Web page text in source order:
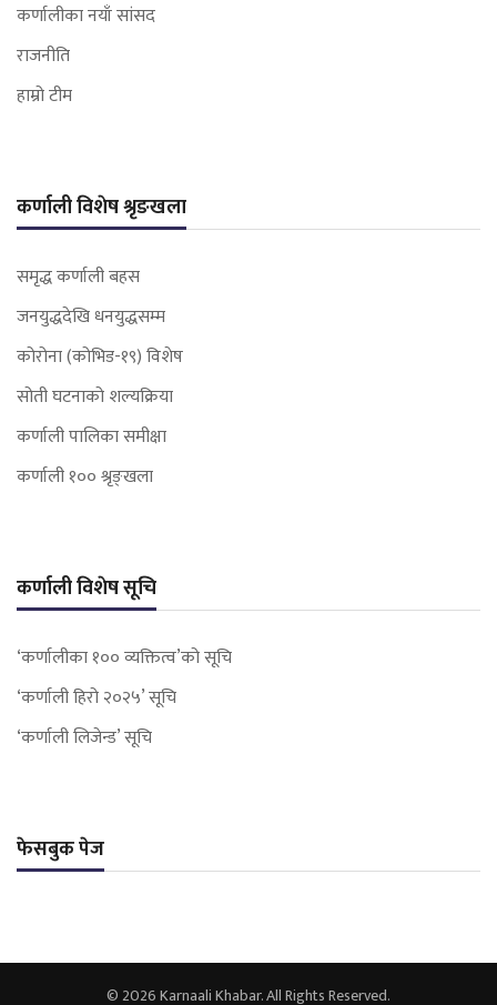
कर्णालीका नयाँ सांसद
राजनीति
हाम्रो टीम
कर्णाली विशेष श्रृङखला
समृद्ध कर्णाली बहस
जनयुद्धदेखि धनयुद्धसम्म
कोरोना (कोभिड-१९) विशेष
सोती घटनाको शल्यक्रिया
कर्णाली पालिका समीक्षा
कर्णाली १०० श्रृङ्खला
कर्णाली विशेष सूचि
‘कर्णालीका १०० व्यक्तित्व’को सूचि
‘कर्णाली हिरो २०२५’ सूचि
‘कर्णाली लिजेन्ड’ सूचि
फेसबुक पेज
© 2026 Karnaali Khabar. All Rights Reserved.